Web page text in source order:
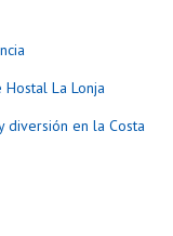
La Lonja
diversión en la Costa